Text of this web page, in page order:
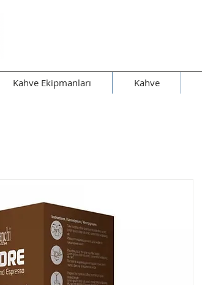
Kahve Ekipmanları Kahve